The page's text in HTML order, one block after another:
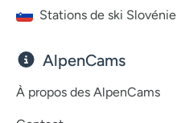
Stations de ski Slovénie
AlpenCams
À propos des AlpenCams